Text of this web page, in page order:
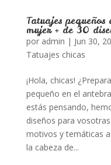
Tatuajes
mujer + de 30
por admin | Jun 30,
Tatuajes chicas
¡Hola, chicas!
pequeño en el
estás pensando,
diseños para
motivos y temáticas
la cabeza de...